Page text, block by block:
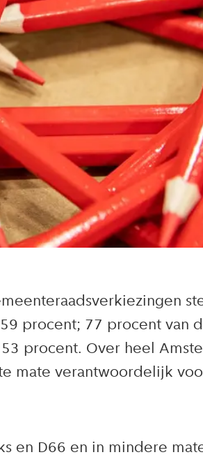
procent; 77 procent van
procent. Over heel
mate verantwoordelijk
en D66 en in mindere